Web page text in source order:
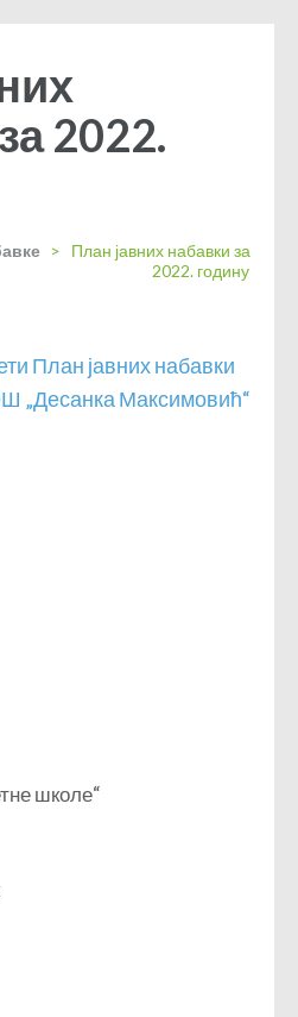
2022.
>
План јавних набавки за
2022. годину
План јавних набавки
„Десанка Максимовић“
школе“